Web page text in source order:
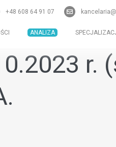
+48 608 64 91 07
ANALIZA
r.